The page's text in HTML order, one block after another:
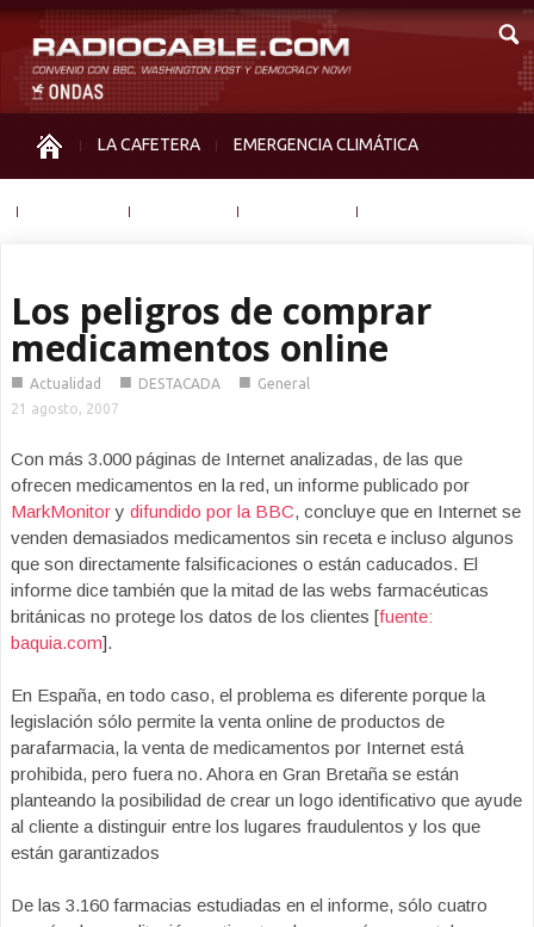
LA CAFETERA EMERGENCIA CLIMÁTICA
Los peligros de comprar
medicamentos online
■ Actualidad ■ DESTACADA ■ General
21 agosto, 2007
Con más 3.000 páginas de Internet analizadas, de las que
ofrecen medicamentos en la red, un informe publicado por
MarkMonitory difundido por la BBC, concluye que en Internet se
venden demasiados medicamentos sin receta e incluso algunos
que son directamente falsificaciones o están caducados. El
informe dice también que la mitad de las webs farmacéuticas
británicas no protege los datos de los clientes [fuente:
baquia.com].
En España, en todo caso, el problema es diferente porque la
legislación sólo permite la venta online de productos de
parafarmacia, la venta de medicamentos por Internet está
prohibida, pero fuera no. Ahora en Gran Bretaña se están
planteando la posibilidad de crear un logo identificativo que ayude
al cliente a distinguir entre los lugares fraudulentos y los que
están garantizados
De las 3.160 farmacias estudiadas en el informe, sólo cuatro